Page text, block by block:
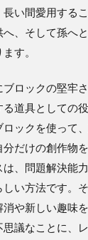
い間愛用する
、そして孫へ
す。
ロックの堅牢
道具としての
ックを使って、
だけの創作物
、問題解決能
い方法です。
や新しい趣味
議なことに、